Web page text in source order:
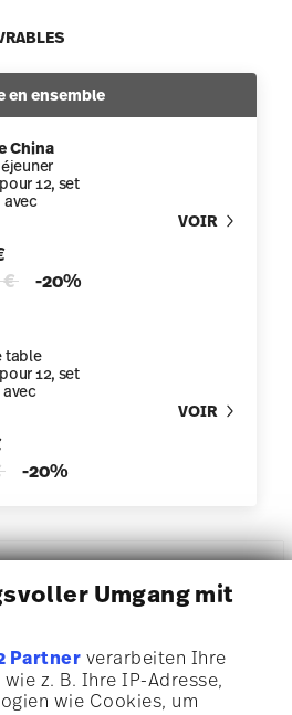
Umgang mit
Partnerverarbeiten Ihre
z. B. Ihre IP-Adresse,
wie Cookies, um
en ensemble
China
12, set
avec
from
€to-20%
VOIR
table
12, set
avec
from
to-20%
VOIR
plate - Rond - Ø 23,5 cm -